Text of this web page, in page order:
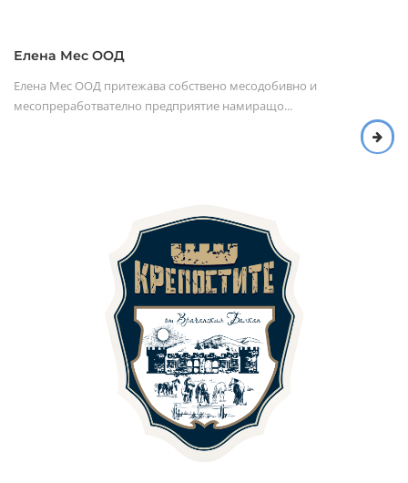
Елена Мес ООД
Елена Mес ООД притежава собствено месодобивно и
месопреработвателно предприятие намиращо...